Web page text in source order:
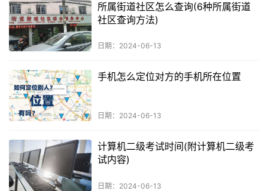
所属街道社区怎么查询(6种所属街道
社区查询方法)
日期：2024-06-13
手机怎么定位对方的手机所在位置
日期：2024-06-13
计算机二级考试时间(附计算机二级考
试内容)
日期：2024-06-13